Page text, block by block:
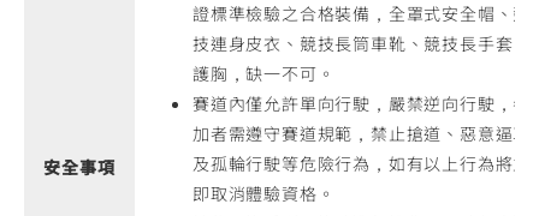
安全事項
證標準檢驗之合格裝備，全罩式安全帽、競
技連身皮衣、競技長筒車靴、競技長手套、
護胸，缺一不可。
賽道內僅允許單向行駛，嚴禁逆向行駛，參
加者需遵守賽道規範，禁止搶道、惡意逼車
及孤輪行駛等危險行為，如有以上行為將立
即取消體驗資格。